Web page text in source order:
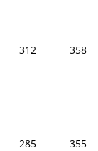
312 358
285 355